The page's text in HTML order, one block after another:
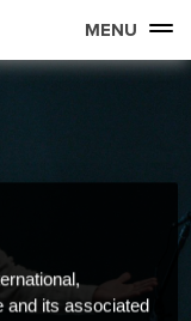
MENU
and its associated